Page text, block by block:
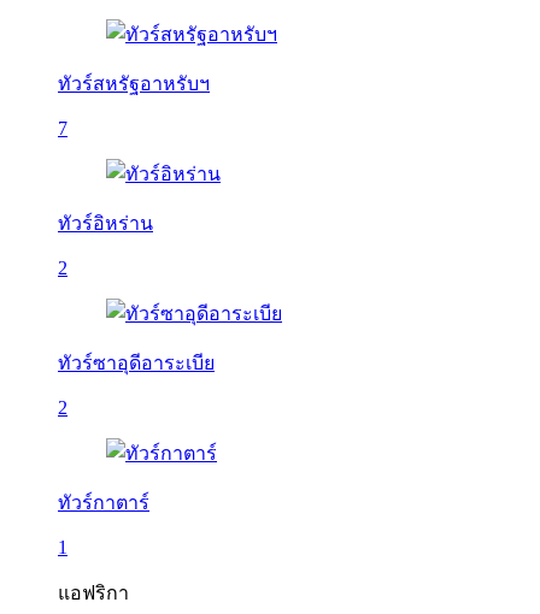
ทัวร์สหรัฐอาหรับฯ
7
ทัวร์อิหร่าน
2
ทัวร์ซาอุดีอาระเบีย
2
ทัวร์กาตาร์
1
แอฟริกา